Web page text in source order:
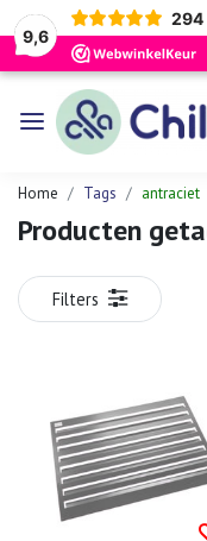
9,6
294
Home Tags antraciet
Producten
Filters